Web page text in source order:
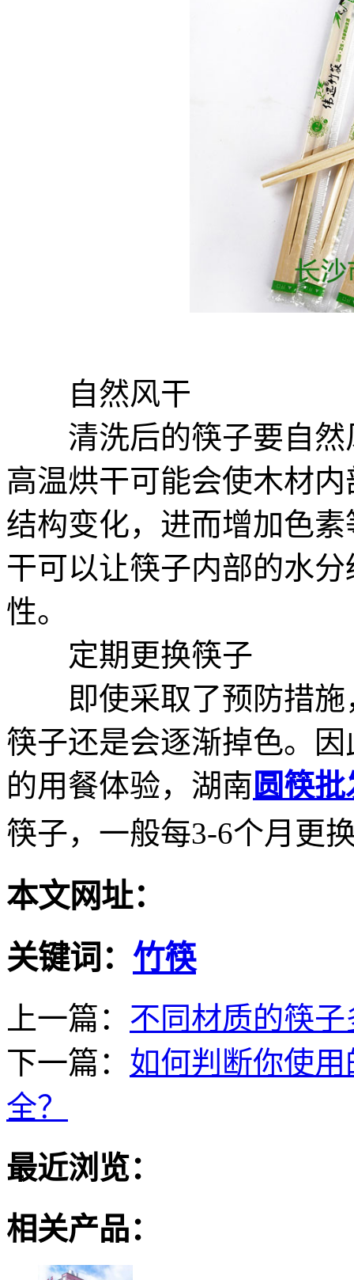
自然风干
清洗后的筷子要自然
高温烘干可能会使木材
结构变化，进而增加色
干可以让筷子内部的水
性。
定期更换筷子
即使采取了预防措施
筷子还是会逐渐掉色。
的用餐体验，湖南 圆筷
筷子，一般每3-6个月更
本文网址：
关键词： 竹筷
上一篇： 不同材质的筷
下一篇： 如何判断你使
全？
最近浏览：
相关产品：